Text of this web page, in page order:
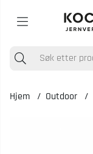
Hjem Outdoor